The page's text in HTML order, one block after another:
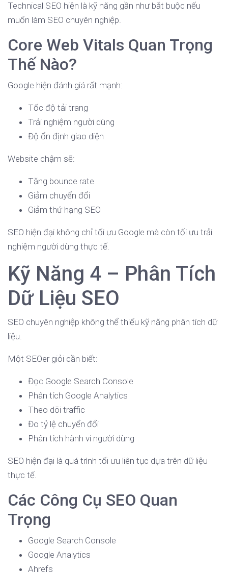
Technical SEO hiện là kỹ năng gần như bắt buộc nếu
muốn làm SEO chuyên nghiệp.
Core Web Vitals Quan Trọng
Thế Nào?
Google hiện đánh giá rất mạnh:
Tốc độ tải trang
Trải nghiệm người dùng
Độ ổn định giao diện
Website chậm sẽ:
Tăng bounce rate
Giảm chuyển đổi
Giảm thứ hạng SEO
SEO hiện đại không chỉ tối ưu Google mà còn tối ưu trải
nghiệm người dùng thực tế.
Kỹ Năng 4 – Phân Tích
Dữ Liệu SEO
SEO chuyên nghiệp không thể thiếu kỹ năng phân tích dữ
liệu.
Một SEOer giỏi cần biết:
Đọc Google Search Console
Phân tích Google Analytics
Theo dõi traffic
Đo tỷ lệ chuyển đổi
Phân tích hành vi người dùng
SEO hiện đại là quá trình tối ưu liên tục dựa trên dữ liệu
thực tế.
Các Công Cụ SEO Quan
Trọng
Google Search Console
Google Analytics
Ahrefs